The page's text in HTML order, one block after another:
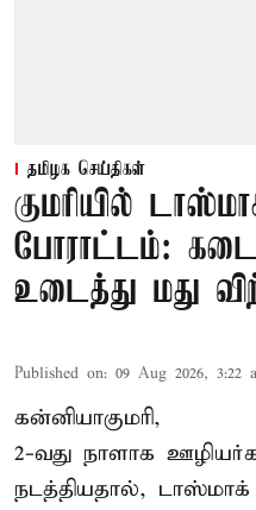
தமிழக செய்திகள்
குமரியில்
போராட்டம்:
உடைத்து மது
Published on: 09 Aug 2026, 3:22
கன்னியாகுமரி,
2-வது நாளாக
நடத்தியதால்,